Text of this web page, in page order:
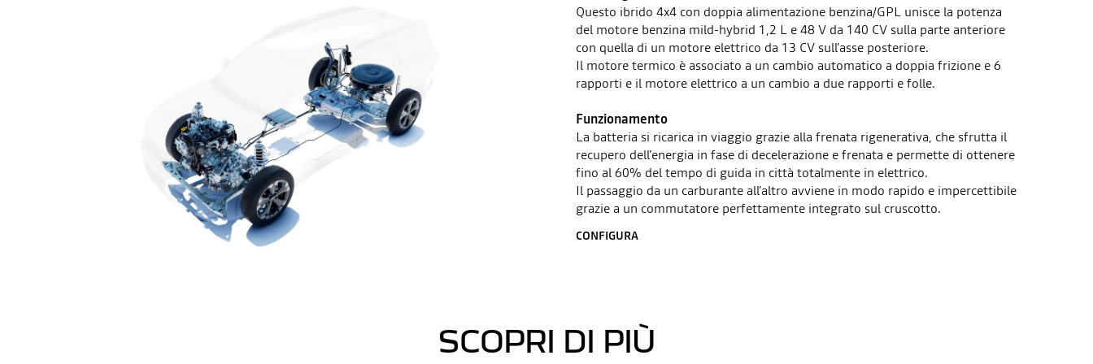
Questo ibrido 4x4 con doppia alimentazione benzina/GPL unisce la potenza
del motore benzina mild-hybrid 1,2 L e 48 V da 140 CV sulla parte anteriore
con quella di un motore elettrico da 13 CV sull’asse posteriore.
Il motore termico è associato a un cambio automatico a doppia frizione e 6
rapporti e il motore elettrico a un cambio a due rapporti e folle.
Funzionamento
La batteria si ricarica in viaggio grazie alla frenata rigenerativa, che sfrutta il
recupero dell’energia in fase di decelerazione e frenata e permette di ottenere
fino al 60% del tempo di guida in città totalmente in elettrico.
Il passaggio da un carburante all’altro avviene in modo rapido e impercettibile
grazie a un commutatore perfettamente integrato sul cruscotto.
CONFIGURA
SCOPRI DI PIÙ